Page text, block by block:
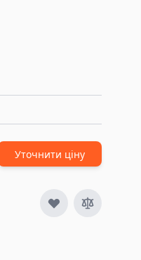
Уточнити ціну